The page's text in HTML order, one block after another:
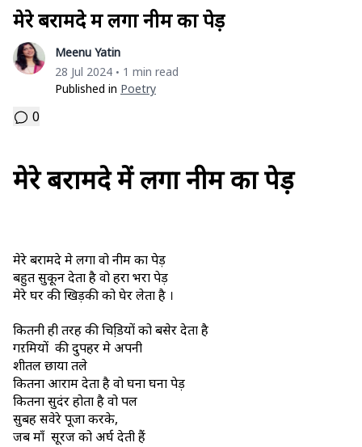
मेरे बरामदे में लगा नीम का पेड़
Meenu Yatin
28 Jul 2024 • 1 min read
Published in Poetry
0
मेरे बरामदे में लगा नीम का पेड़
मेरे बरामदे मे लगा वो नीम का पेड़
बहुत सुकून देता है वो हरा भरा पेड़
मेरे घर की खिड़की को घेर लेता है ।
कितनी ही तरह की चिडि़यों को बसेर देता है
गऱमियों की दुपहर मे अपनी
शीतल छाया तले
कितना आराम देता है वो घना घना पेड़
कितना सुदंर होता है वो पल
सुबह सवेरे पूजा करके,
जब माँ सूरज को अर्घ देती हैं